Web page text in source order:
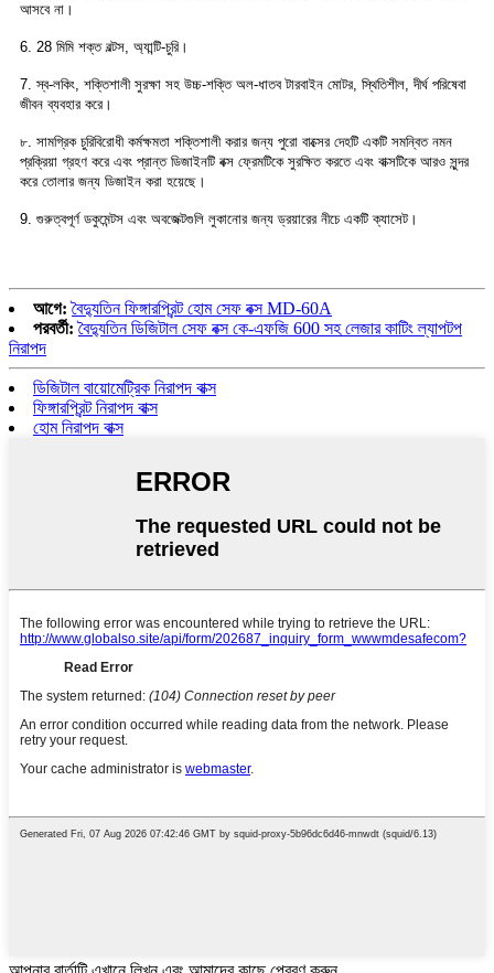
আসবে না।
6. 28 মিমি শক্ত বল্টস, অ্যান্টি-চুরি।
7. স্ব-লকিং, শক্তিশালী সুরক্ষা সহ উচ্চ-শক্তি অল-ধাতব টারবাইন মোটর, স্থিতিশীল, দীর্ঘ পরিষেবা
জীবন ব্যবহার করে।
৮. সামগ্রিক চুরিবিরোধী কর্মক্ষমতা শক্তিশালী করার জন্য পুরো বাক্সের দেহটি একটি সমন্বিত নমন
প্রক্রিয়া গ্রহণ করে এবং প্রান্ত ডিজাইনটি বক্স ফ্রেমটিকে সুরক্ষিত করতে এবং বাক্সটিকে আরও সুন্দর
করে তোলার জন্য ডিজাইন করা হয়েছে।
9. গুরুত্বপূর্ণ ডকুমেন্টস এবং অবজেক্টগুলি লুকানোর জন্য ড্রয়ারের নীচে একটি ক্যাসেট।
আগে: বৈদ্যুতিন ফিঙ্গারপ্রিন্ট হোম সেফ বক্স MD-60A
পরবর্তী: বৈদ্যুতিন ডিজিটাল সেফ বক্স কে-এফজি 600 সহ লেজার কাটিং ল্যাপটপ
নিরাপদ
ডিজিটাল বায়োমেট্রিক নিরাপদ বাক্স
ফিঙ্গারপ্রিন্ট নিরাপদ বাক্স
হোম নিরাপদ বাক্স